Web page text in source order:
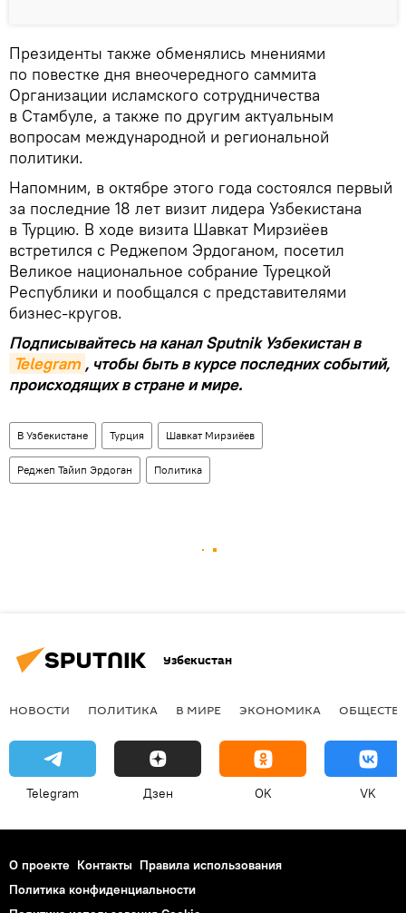
Президенты также обменялись мнениями
по повестке дня внеочередного саммита
Организации исламского сотрудничества
в Стамбуле, а также по другим актуальным
вопросам международной и региональной
политики.
Напомним, в октябре этого года состоялся первый
за последние 18 лет визит лидера Узбекистана
в Турцию. В ходе визита Шавкат Мирзиёев
встретился с Реджепом Эрдоганом, посетил
Великое национальное собрание Турецкой
Республики и пообщался с представителями
бизнес-кругов.
Подписывайтесь на канал Sputnik Узбекистан в
Telegram , чтобы быть в курсе последних событий,
происходящих в стране и мире.
В Узбекистане Турция Шавкат Мирзиёев
Реджеп Тайип Эрдоган Политика
Узбекистан
НОВОСТИ ПОЛИТИКА В МИРЕ ЭКОНОМИКА
Telegram Дзен OK VK
О проекте Контакты Правила использования
Политика конфиденциальности